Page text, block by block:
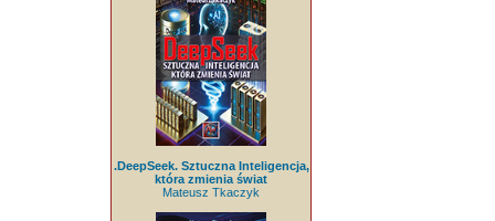
.DeepSeek. Sztuczna Inteligencja,
która zmienia świat
Mateusz Tkaczyk